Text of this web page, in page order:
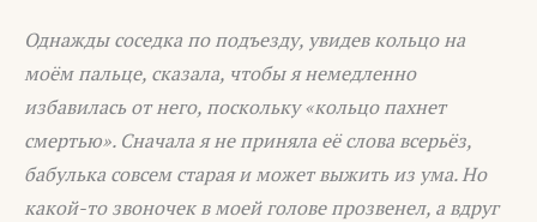
Однажды соседка по подъезду, увидев кольцо на
моём пальце, сказала, чтобы я немедленно
избавилась от него, поскольку «кольцо пахнет
смертью». Сначала я не приняла её слова всерьёз,
бабулька совсем старая и может выжить из ума. Но
какой-то звоночек в моей голове прозвенел, а вдруг